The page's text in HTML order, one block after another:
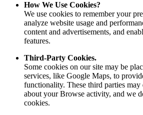
How We Use Cookies?
We use cookies to remember your
analyze website usage and
content and advertisements, and
features.
Third-Party Cookies.
Some cookies on our site may be
services, like Google Maps, to
functionality. These third parties
about your Browse activity, and we
cookies.